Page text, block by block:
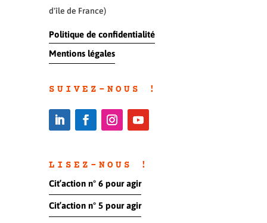
d'île de France)
Politique de confidentialité
Mentions légales
SUIVEZ-NOUS !
LISEZ-NOUS !
Cit’action n° 6 pour agir
Cit’action n° 5 pour agir